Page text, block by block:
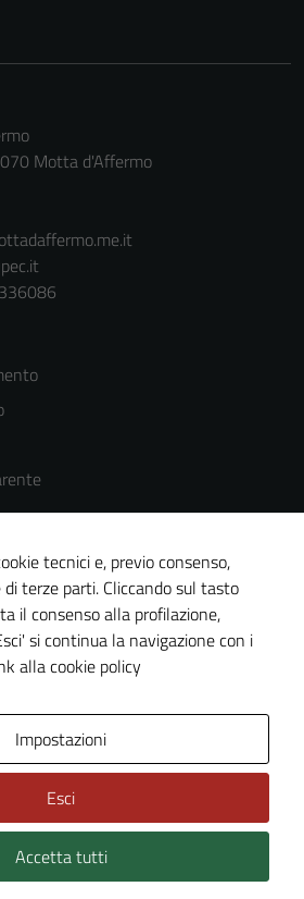
Motta d'Affermo
sito
s.r.l.
tecnici e, previo consenso,
terze parti. Cliccando sul tasto
il consenso alla profilazione,
si continua la navigazione con i
alla cookie policy
Impostazioni
Esci
Accetta tutti
sono
servizi esterni
disabilitazione
cookies può
peggiore la
navigazione e
la fruizione
delle
del sito.
In order for
our website
to perform